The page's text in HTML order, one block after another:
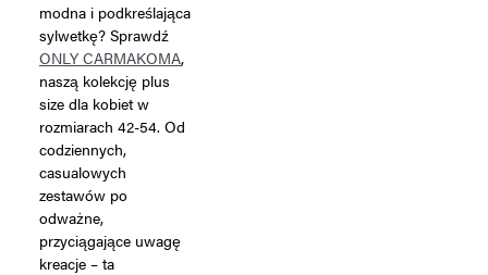
modna i podkreślająca
sylwetkę? Sprawdź
ONLY CARMAKOMA,
naszą kolekcję plus
size dla kobiet w
rozmiarach 42-54. Od
codziennych,
casualowych
zestawów po
odważne,
przyciągające uwagę
kreacje – ta